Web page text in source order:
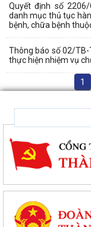
Quyết định số
danh mục thủ tục
bệnh, chữa bệnh
Thông báo số 02/TB-
thực hiện nhiệm vụ
1